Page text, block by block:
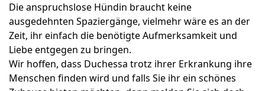
Die anspruchslose Hündin braucht keine
ausgedehnten Spaziergänge, vielmehr wäre es an der
Zeit, ihr einfach die benötigte Aufmerksamkeit und
Liebe entgegen zu bringen.
Wir hoffen, dass Duchessa trotz ihrer Erkrankung ihre
Menschen finden wird und falls Sie ihr ein schönes